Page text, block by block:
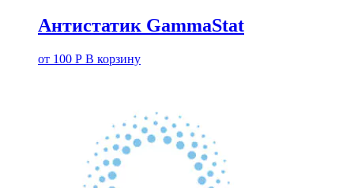
Антистатик GammaStat
от 100 Р В корзину